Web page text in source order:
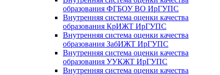
образования ФГБОУ ВО ИрГУПС
Внутренняя система оценки качества
образования КрИЖТ ИрГУПС
Внутренняя система оценки качества
образования ЗабИЖТ ИрГУПС
Внутренняя система оценки качества
образования УУКЖТ ИрГУПС
Внутренняя система оценки качества